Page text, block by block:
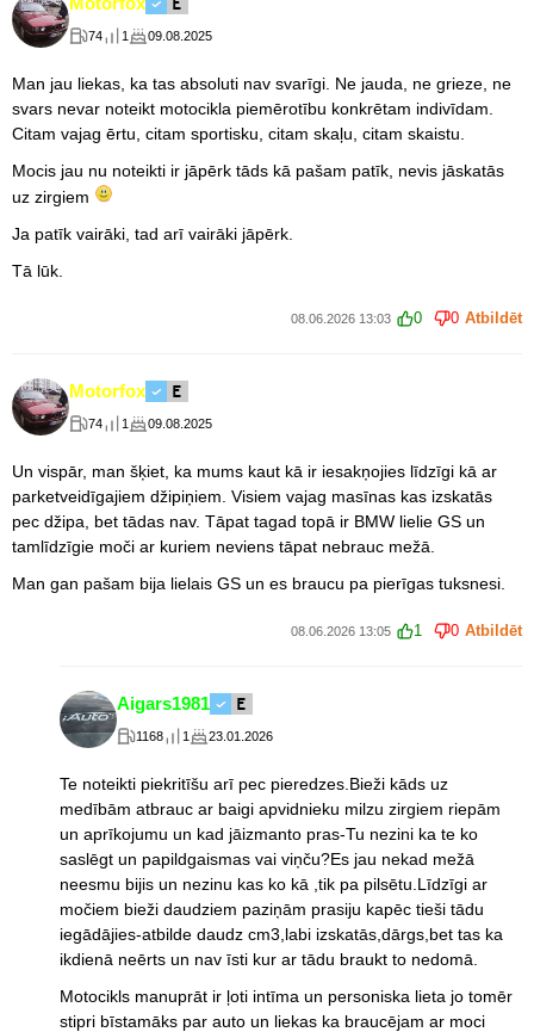
74 1 09.08.2025
Man jau liekas, ka tas absoluti nav svarīgi. Ne jauda, ne grieze, ne
svars nevar noteikt motocikla piemērotību konkrētam indivīdam.
Citam vajag ērtu, citam sportisku, citam skaļu, citam skaistu.
Mocis jau nu noteikti ir jāpērk tāds kā pašam patīk, nevis jāskatās
uz zirgiem
Ja patīk vairāki, tad arī vairāki jāpērk.
Tā lūk.
08.06.2026 13:03 0 0 Atbildēt
Motorfox
74 1 09.08.2025
Un vispār, man šķiet, ka mums kaut kā ir iesakņojies līdzīgi kā ar
parketveidīgajiem džipiņiem. Visiem vajag masīnas kas izskatās
pec džipa, bet tādas nav. Tāpat tagad topā ir BMW lielie GS un
tamlīdzīgie moči ar kuriem neviens tāpat nebrauc mežā.
Man gan pašam bija lielais GS un es braucu pa pierīgas tuksnesi.
08.06.2026 13:05 1 0 Atbildēt
Aigars1981
1168 1 23.01.2026
Te noteikti piekritīšu arī pec pieredzes.Bieži kāds uz
medībām atbrauc ar baigi apvidnieku milzu zirgiem riepām
un aprīkojumu un kad jāizmanto pras-Tu nezini ka te ko
saslēgt un papildgaismas vai viņču?Es jau nekad mežā
neesmu bijis un nezinu kas ko kā ,tik pa pilsētu.Līdzīgi ar
močiem bieži daudziem paziņām prasiju kapēc tieši tādu
iegādājies-atbilde daudz cm3,labi izskatās,dārgs,bet tas ka
ikdienā neērts un nav īsti kur ar tādu braukt to nedomā.
Motocikls manuprāt ir ļoti intīma un personiska lieta jo tomēr
stipri bīstamāks par auto un liekas ka braucējam ar moci